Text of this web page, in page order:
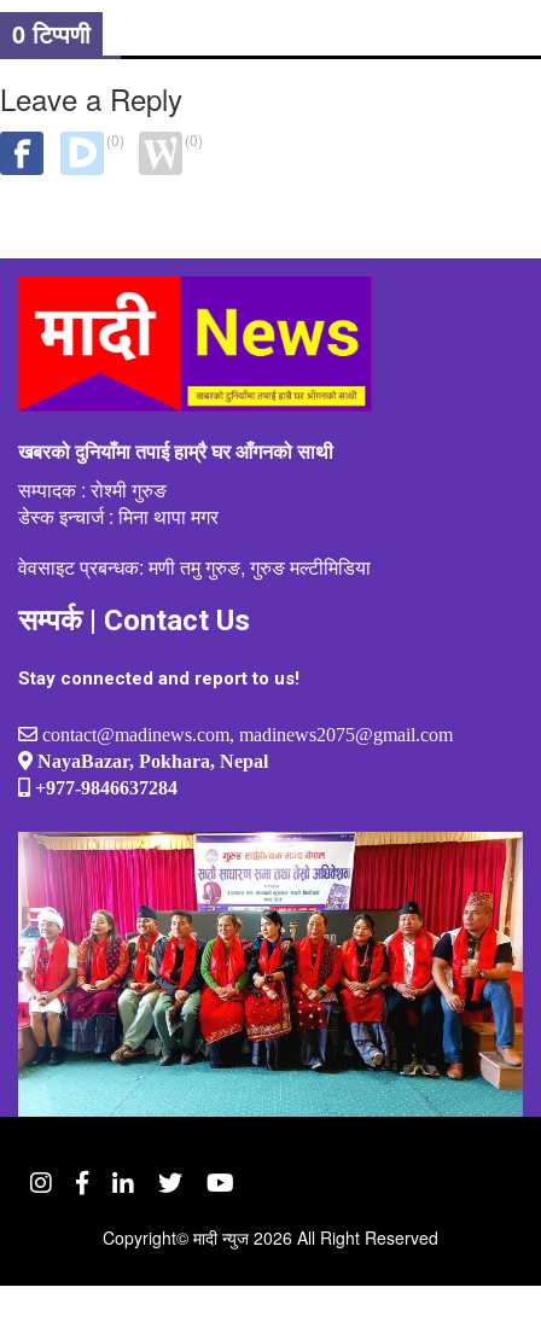
0 टिप्पणी
Leave a Reply
(0) (0)
खबरको दुनियाँमा तपाई हाम्रै घर आँगनको साथी
सम्पादक : रोश्मी गुरुङ
डेस्क इन्चार्ज : मिना थापा मगर
वेवसाइट प्रबन्धक: मणी तमु गुरुङ, गुरुङ मल्टीमिडिया
सम्पर्क | Contact Us
Stay connected and report to us!
contact@madinews.com, madinews2075@gmail.com
NayaBazar, Pokhara, Nepal
+977-9846637284
Copyright© मादी न्युज 2026 All Right Reserved